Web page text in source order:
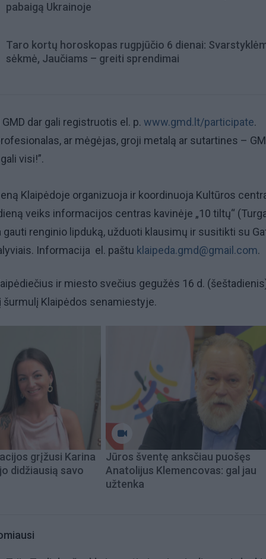
pabaigą Ukrainoje
Taro kortų horoskopas rugpjūčio 6 dienai:
sėkmė, Jaučiams – greiti sprendimai
dar gali registruotis el. p. www.gmd.lt/participate.
ar mėgėjas, groji metalą ar sutartines –
visi!”.
Klaipėdoje organizuoja ir koordinuoja Kultūros
veiks informacijos centras kavinėje „10 tiltų“
gauti renginio lipduką, užduoti klausimų ir susitikti su
Informacija el. paštu klaipeda.gmd@gmail.com.
ir miesto svečius gegužės 16 d.
Klaipėdos senamiestyje.
grįžusi Karina
didžiausią savo
Jūros šventę anksčiau puošęs
Anatolijus Klemencovas: gal jau
užtenka